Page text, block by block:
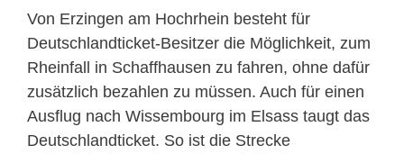
Von Erzingen am Hochrhein besteht für
Deutschlandticket-Besitzer die Möglichkeit, zum
Rheinfall in Schaffhausen zu fahren, ohne dafür
zusätzlich bezahlen zu müssen. Auch für einen
Ausflug nach Wissembourg im Elsass taugt das
Deutschlandticket. So ist die Strecke